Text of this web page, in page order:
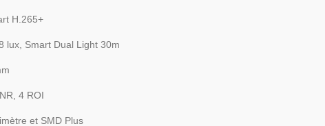
H.265+
lux, Smart Dual Light 30m
4 ROI
et SMD Plus